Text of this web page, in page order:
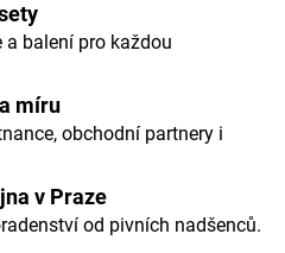
a balení pro každou
míru
obchodní partnery i
v Praze
od pivních nadšenců.